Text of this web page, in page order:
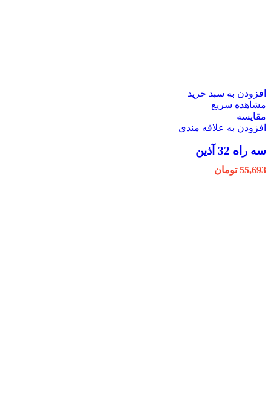
افزودن به سبد خرید
مشاهده سریع
مقایسه
افزودن به علاقه مندی
سه راه 32 آذین
55,693 تومان